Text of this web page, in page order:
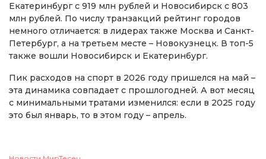
Екатеринбург с 919 млн рублей и Новосибирск с 803
млн рублей. По числу транзакций рейтинг городов
немного отличается: в лидерах также Москва и Санкт-
Петербург, а на третьем месте – Новокузнецк. В топ-5
также вошли Новосибирск и Екатеринбург.
Пик расходов на спорт в 2026 году пришелся на май –
эта динамика совпадает с прошлогодней. А вот месяц
с минимальными тратами изменился: если в 2025 году
это был январь, то в этом году – апрель.